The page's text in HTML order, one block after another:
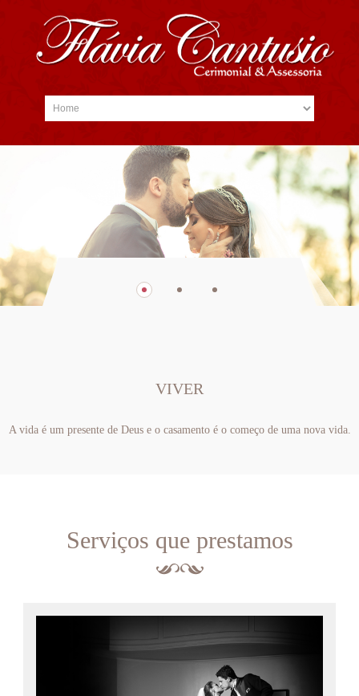
VIVER
A vida é um presente de Deus e o casamento é o começo de uma nova vida.
Serviços que prestamos